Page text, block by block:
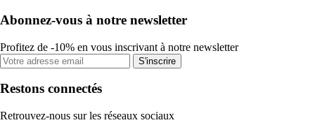
Abonnez-vous à notre newsletter
Profitez de -10% en vous inscrivant à notre newsletter
S'inscrire
Restons connectés
Retrouvez-nous sur les réseaux sociaux